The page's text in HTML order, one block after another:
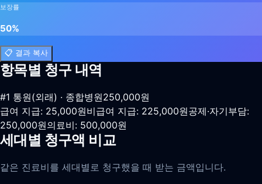
보장률
50%
📋 결과 복사
항목별 청구 내역
#1 통원(외래) · 종합병원250,000원
급여 지급: 25,000원비급여 지급: 225,000원공제·자기부담:
250,000원의료비: 500,000원
세대별 청구액 비교
같은 진료비를 세대별로 청구했을 때 받는 금액입니다.